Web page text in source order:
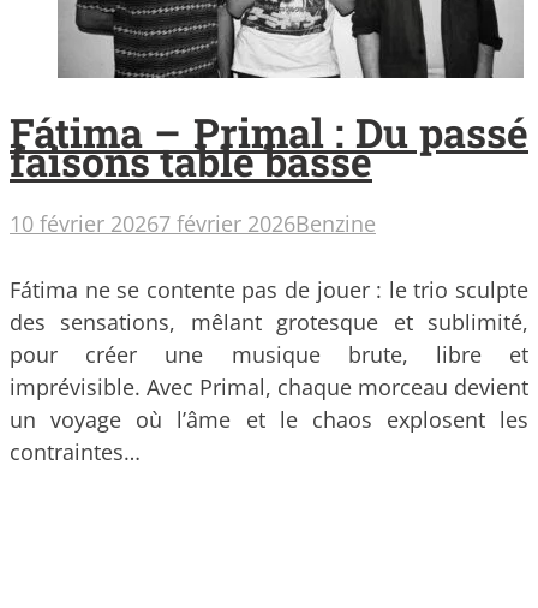
Fátima – Primal : Du passé
faisons table basse
10 février 20267 février 2026Benzine
Fátima ne se contente pas de jouer : le trio sculpte
des sensations, mêlant grotesque et sublimité,
pour créer une musique brute, libre et
imprévisible. Avec Primal, chaque morceau devient
un voyage où l’âme et le chaos explosent les
contraintes…